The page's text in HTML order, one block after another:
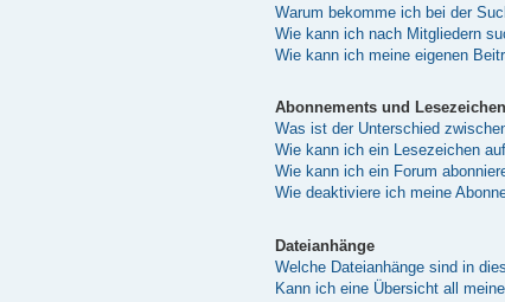
Warum bekomme ich bei der
Wie kann ich nach Mitgliedern
Wie kann ich meine eigenen
Abonnements und Lesezeichen
Was ist der Unterschied
Wie kann ich ein Lesezeichen
Wie kann ich ein Forum
Wie deaktiviere ich meine
Dateianhänge
Welche Dateianhänge sind in
Kann ich eine Übersicht all